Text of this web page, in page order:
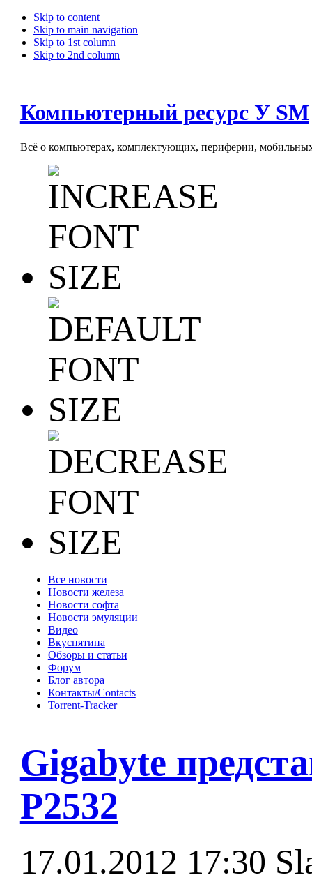
Skip to content
Skip to main navigation
Skip to 1st column
Skip to 2nd column
Компьютерный ресурс У SM
Всё о компьютерах, комплектующих, периферии, мобильных
Все новости
Новости железа
Новости софта
Новости эмуляции
Видео
Вкуснятина
Обзоры и статьи
Форум
Блог автора
Контакты/Contacts
Torrent-Tracker
Gigabyte
P2532
17.01.2012 17:30